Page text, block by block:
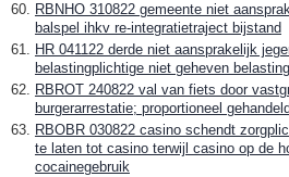
RBNHO 310822 gemeente niet
balspel ihkv re-integratietraject bijstand
HR 041122 derde niet aansprakelijk
belastingplichtige niet geheven belasting
RBROT 240822 val van fiets door
burgerarrestatie; proportioneel
RBOBR 030822 casino schendt
te laten tot casino terwijl casino op de
cocainegebruik